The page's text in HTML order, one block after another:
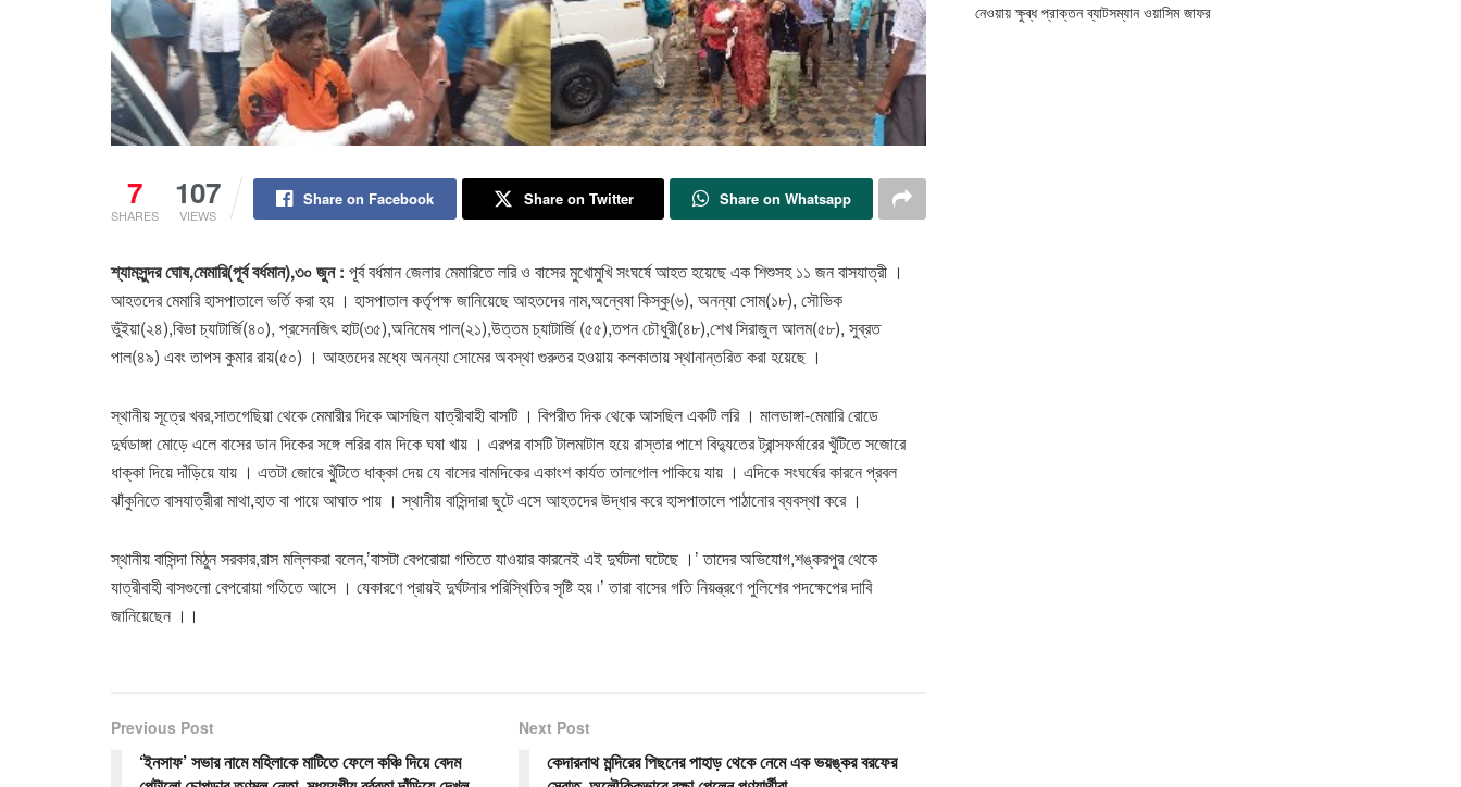
7
SHARES
107
VIEWS
Share on Facebook Share on Twitter Share on Whatsapp
শ্যামসুন্দর ঘোষ,মেমারি(পূর্ব বর্ধমান),৩০ জুন : পূর্ব বর্ধমান জেলার মেমারিতে লরি ও বাসের মুখোমুখি সংঘর্ষে আহত হয়েছে এক শিশুসহ ১১ জন বাসযাত্রী ।
আহতদের মেমারি হাসপাতালে ভর্তি করা হয় । হাসপাতাল কর্তৃপক্ষ জানিয়েছে আহতদের নাম,অন্বেষা কিস্কু(৬), অনন্যা সোম(১৮), সৌভিক
ভুঁইয়া(২৪),বিভা চ্যাটার্জি(৪০), প্রসেনজিৎ হাট(৩৫),অনিমেষ পাল(২১),উত্তম চ্যাটার্জি (৫৫),তপন চৌধুরী(৪৮),শেখ সিরাজুল আলম(৫৮), সুব্রত
পাল(৪৯) এবং তাপস কুমার রায়(৫০) । আহতদের মধ্যে অনন্যা সোমের অবস্থা গুরুতর হওয়ায় কলকাতায় স্থানান্তরিত করা হয়েছে ।
স্থানীয় সূত্রে খবর,সাতগেছিয়া থেকে মেমারীর দিকে আসছিল যাত্রীবাহী বাসটি । বিপরীত দিক থেকে আসছিল একটি লরি । মালডাঙ্গা-মেমারি রোডে
দুর্ঘডাঙ্গা মোড়ে এলে বাসের ডান দিকের সঙ্গে লরির বাম দিকে ঘষা খায় । এরপর বাসটি টালমাটাল হয়ে রাস্তার পাশে বিদ্যুতের ট্রান্সফর্মারের খুঁটিতে সজোরে
ধাক্কা দিয়ে দাঁড়িয়ে যায় । এতটা জোরে খুঁটিতে ধাক্কা দেয় যে বাসের বামদিকের একাংশ কার্যত তালগোল পাকিয়ে যায় । এদিকে সংঘর্ষের কারনে প্রবল
ঝাঁকুনিতে বাসযাত্রীরা মাথা,হাত বা পায়ে আঘাত পায় । স্থানীয় বাসিন্দারা ছুটে এসে আহতদের উদ্ধার করে হাসপাতালে পাঠানোর ব্যবস্থা করে ।
স্থানীয় বাসিন্দা মিঠুন সরকার,রাস মল্লিকরা বলেন,’বাসটা বেপরোয়া গতিতে যাওয়ার কারনেই এই দুর্ঘটনা ঘটেছে ।’ তাদের অভিযোগ,শঙ্করপুর থেকে
যাত্রীবাহী বাসগুলো বেপরোয়া গতিতে আসে । যেকারণে প্রায়ই দুর্ঘটনার পরিস্থিতির সৃষ্টি হয় ৷’ তারা বাসের গতি নিয়ন্ত্রণে পুলিশের পদক্ষেপের দাবি
জানিয়েছেন ।।
Previous Post
‘ইনসাফ’ সভার নামে মহিলাকে মাটিতে ফেলে কঞ্চি দিয়ে বেদম
Next Post
কেদারনাথ মন্দিরের পিছনের পাহাড় থেকে নেমে এক ভয়ঙ্কর বরফের
নেওয়ায় ক্ষুব্ধ প্রাক্তন ব্যাটসম্যান ওয়াসিম জাফর